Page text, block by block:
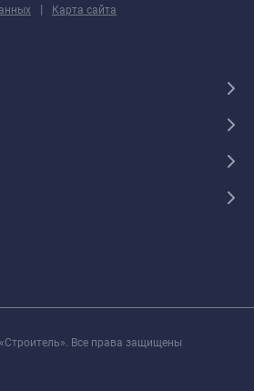
| Карта сайта
Все права защищены